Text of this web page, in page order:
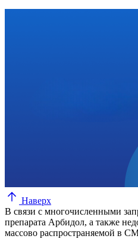
Наверх
В связи с многочисленными
препарата Арбидол, а также
массово распространяемой в